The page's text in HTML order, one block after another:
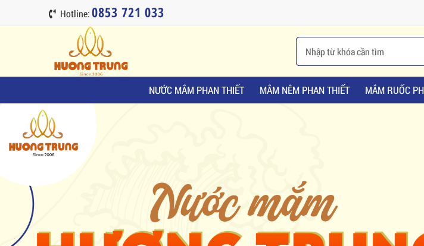
Hotline:0853 721 033
NƯỚC MẮM PHAN THIẾT MẮM NÊM PHAN THIẾT MẮM RUỐC